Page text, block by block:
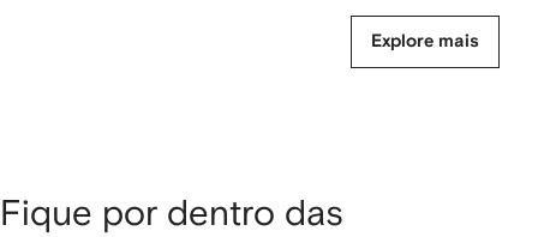
Explore mais
Fique por dentro das